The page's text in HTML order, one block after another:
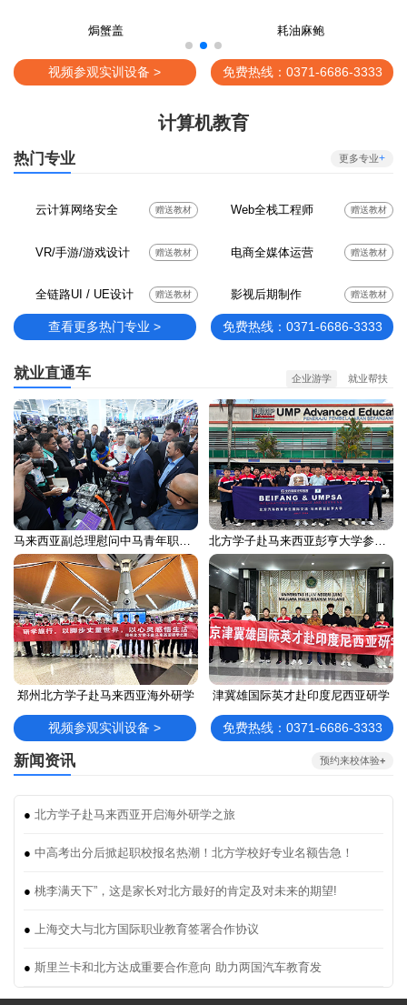
焗蟹盖 耗油麻鲍
视频参观实训设备 > 免费热线：0371-6686-3333
计算机教育
热门专业 更多专业+
云计算网络安全 赠送教材 Web全栈工程师 赠送教材
VR/手游/游戏设计 赠送教材 电商全媒体运营 赠送教材
全链路UI / UE设计 赠送教材 影视后期制作 赠送教材
查看更多热门专业 > 免费热线：0371-6686-3333
就业直通车 企业游学 就业帮扶
郑州北方学子赴马来西亚海外研学 津冀雄国际英才赴印度尼西亚研学
视频参观实训设备 > 免费热线：0371-6686-3333
新闻资讯 预约来校体验+
● 北方学子赴马来西亚开启海外研学之旅
● 中高考出分后掀起职校报名热潮！北方学校好专业名额告急！
● 桃李满天下”，这是家长对北方最好的肯定及对未来的期望!
● 上海交大与北方国际职业教育签署合作协议
● 斯里兰卡和北方达成重要合作意向 助力两国汽车教育发